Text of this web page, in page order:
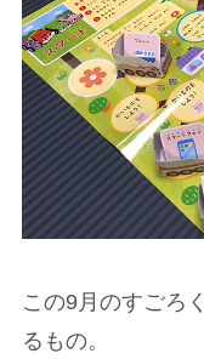
この9月のすごろ
るもの。